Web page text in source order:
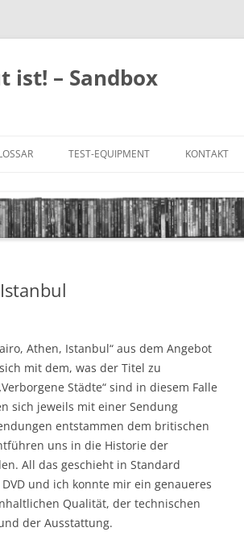
ist! – Sandbox
& TON
UNTERTITEL-TYPEN
TEST-EQUIPMENT KONTAKT
IMPRESSUM
Athen, Istanbul“ aus dem Angebot
mit dem, was der Titel zu
Städte“ sind in diesem Falle
sich jeweils mit einer Sendung
entstammen dem britischen
uns in die Historie der
All das geschieht in Standard
und ich konnte mir ein genaueres
Qualität, der technischen
der Ausstattung.